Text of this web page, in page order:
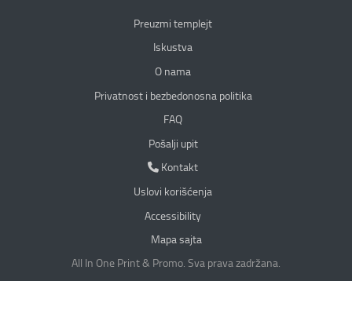
Preuzmi templejt
Iskustva
O nama
Privatnost i bezbedonosna politika
Privatnost i bezbedonosna politika
FAQ
Pošalji upit
Kontakt
Kontakt
Uslovi korišćenja
Accessibility
Mapa sajta
All In One Print & Promo. Sva prava zadržana.